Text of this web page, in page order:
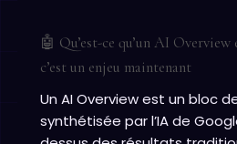
🤖 Qu’est-ce qu’un AI
c’est un enjeu maintenant
Un AI Overview est un bloc
synthétisée par l’IA de